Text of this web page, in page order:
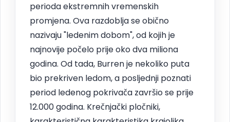
perioda ekstremnih vremenskih
promjena. Ova razdoblja se obično
nazivaju "ledenim dobom", od kojih je
najnovije počelo prije oko dva miliona
godina. Od tada, Burren je nekoliko puta
bio prekriven ledom, a posljednji poznati
period ledenog pokrivača završio se prije
12.000 godina. Krečnjački pločniki,